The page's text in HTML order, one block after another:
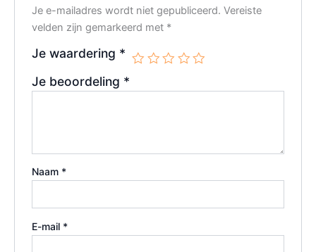
Je e-mailadres wordt niet gepubliceerd. Vereiste
velden zijn gemarkeerd met *
Je waardering *
Je beoordeling *
Naam *
E-mail *